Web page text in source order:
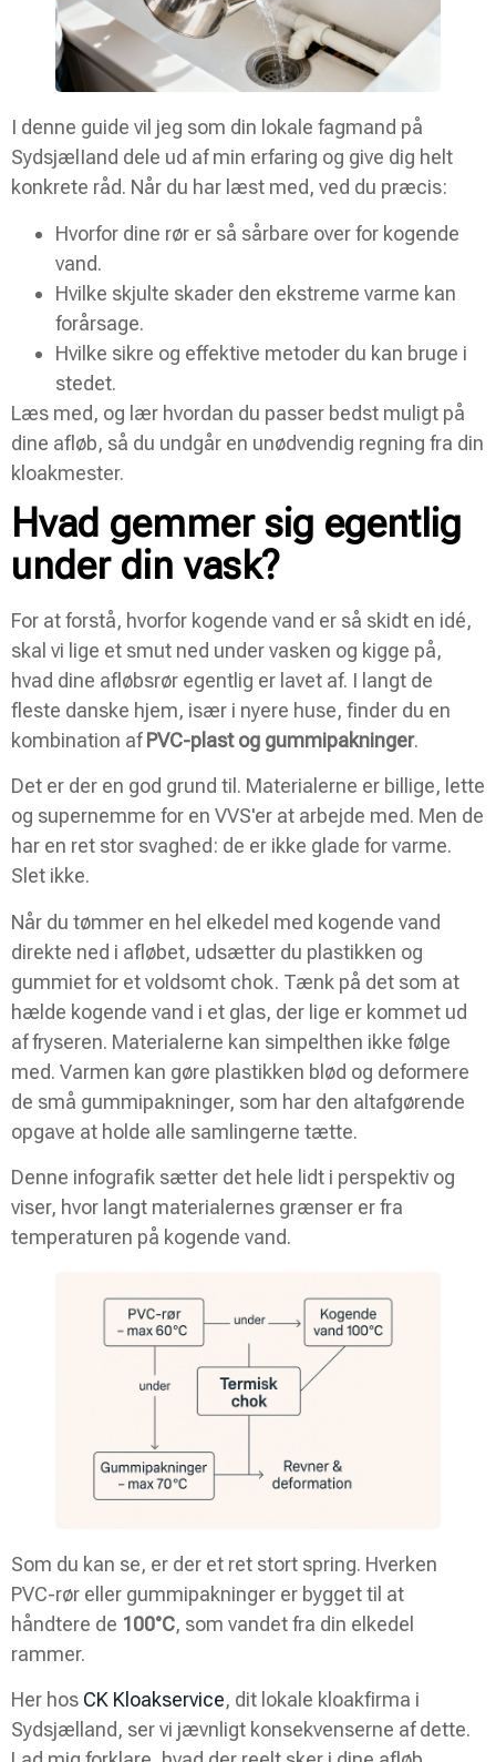
I denne guide vil jeg som din lokale fagmand på
SydsjælIand dele ud af min erfaring og give dig helt
konkrete råd. Når du har læst med, ved du præcis:
Hvorfor dine rør er så sårbare over for kogende
vand.
Hvilke skjulte skader den ekstreme varme kan
forårsage.
Hvilke sikre og effektive metoder du kan bruge i
stedet.
Læs med, og lær hvordan du passer bedst muligt på
dine afløb, så du undgår en unødvendig regning fra din
kloakmester.
Hvad gemmer sig egentlig
under din vask?
For at forstå, hvorfor kogende vand er så skidt en idé,
skal vi lige et smut ned under vasken og kigge på,
hvad dine afløbsrør egentlig er lavet af. I langt de
fleste danske hjem, især i nyere huse, finder du en
kombination afPVC-plast og gummipakninger.
Det er der en god grund til. Materialerne er billige, lette
og supernemme for en VVS'er at arbejde med. Men de
har en ret stor svaghed: de er ikke glade for varme.
Slet ikke.
Når du tømmer en hel elkedel med kogende vand
direkte ned i afløbet, udsætter du plastikken og
gummiet for et voldsomt chok. Tænk på det som at
hælde kogende vand i et glas, der lige er kommet ud
af fryseren. Materialerne kan simpelthen ikke følge
med. Varmen kan gøre plastikken blød og deformere
de små gummipakninger, som har den altafgørende
opgave at holde alle samlingerne tætte.
Denne infografik sætter det hele lidt i perspektiv og
viser, hvor langt materialernes grænser er fra
temperaturen på kogende vand.
Som du kan se, er der et ret stort spring. Hverken
PVC-rør eller gummipakninger er bygget til at
håndtere de 100°C, som vandet fra din elkedel
rammer.
Her hos CK Kloakservice, dit lokale kloakfirma i
Sydsjælland, ser vi jævnligt konsekvenserne af dette.